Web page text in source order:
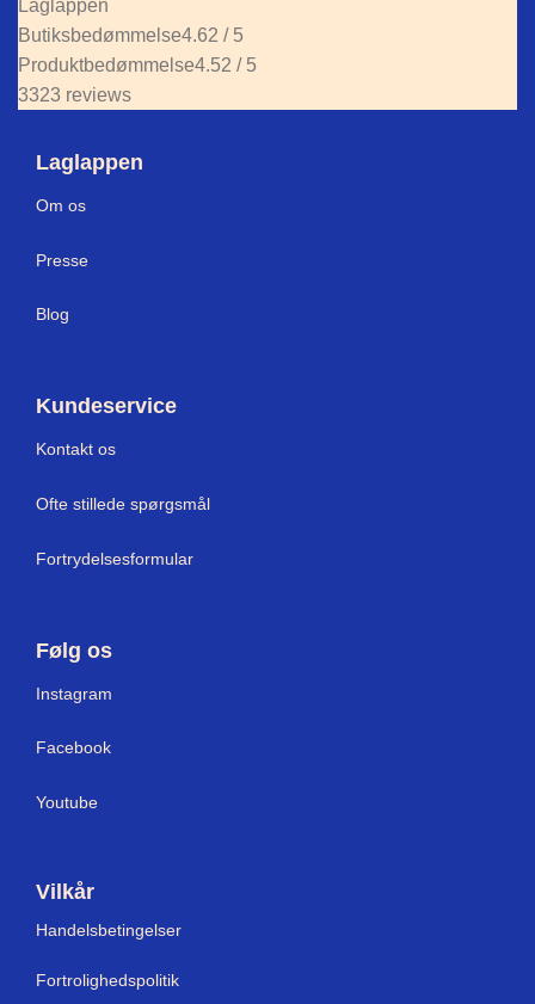
Laglappen
Butiksbedømmelse4.62 / 5
Produktbedømmelse4.52 / 5
3323 reviews
Laglappen
Om os
Presse
Blog
Kundeservice
Kontakt os
Ofte stillede spørgsmål
Fortrydelsesformular
Følg os
Instagram
Facebook
Youtube
Vilkår
Handelsbetingelser
Fortrolighedspolitik